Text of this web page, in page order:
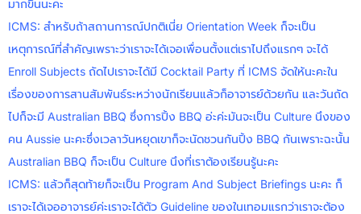
มากขึ้นนะคะ
ICMS: สำหรับถ้าสถานการณ์ปกติเนี่ย Orientation Week ก็จะเป็น
เหตุการณ์ที่สำคัญเพราะว่าเราจะได้เจอเพื่อนตั้งแต่เราไปถึงแรกๆ จะได้
Enroll Subjects ถัดไปเราจะได้มี Cocktail Party ที่ ICMS จัดให้นะคะใน
เรื่องของการสานสัมพันธ์ระหว่างนักเรียนแล้วก็อาจารย์ด้วยกัน และวันถัด
ไปก็จะมี Australian BBQ ซึ่งการปิ้ง BBQ อ่ะค่ะมันจะเป็น Culture นึงของ
คน Aussie นะคะซึ่งเวลาวันหยุดเขาก็จะนัดชวนกันปิ้ง BBQ กันเพราะฉะนั้น
Australian BBQ ก็จะเป็น Culture นึงที่เราต้องเรียนรู้นะคะ
ICMS: แล้วก็สุดท้ายก็จะเป็น Program And Subject Briefings นะคะ ก็
เราจะได้เจออาจารย์ค่ะเราจะได้ตัว Guideline ของในเทอมแรกว่าเราจะต้อง